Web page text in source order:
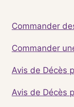
Commander
Commander
Avis de Décès
Avis de Décès